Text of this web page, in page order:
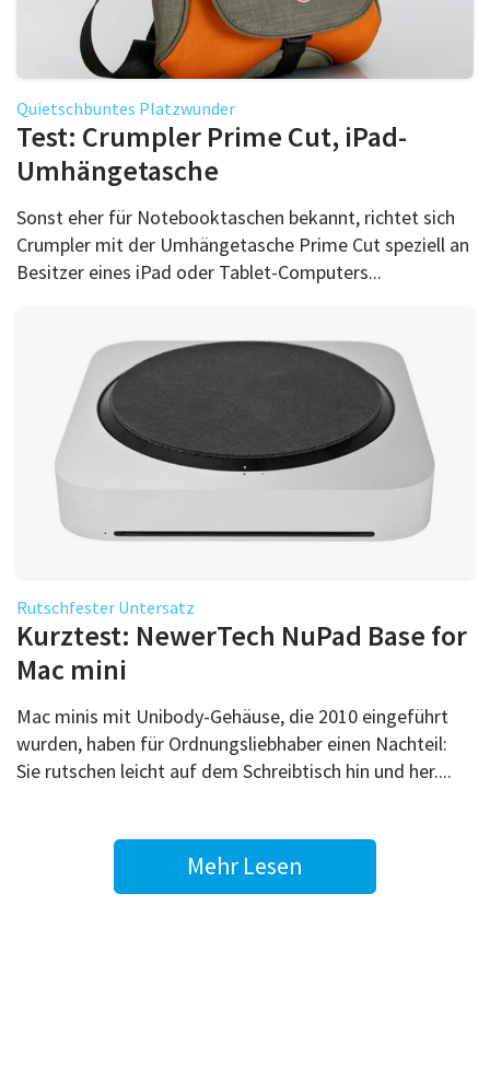
Quietschbuntes Platzwunder
Test: Crumpler Prime Cut, iPad-
Umhängetasche
Sonst eher für Notebooktaschen bekannt, richtet sich
Crumpler mit der Umhängetasche Prime Cut speziell an
Besitzer eines iPad oder Tablet-Computers...
Rutschfester Untersatz
Kurztest: NewerTech NuPad Base for
Mac mini
Mac minis mit Unibody-Gehäuse, die 2010 eingeführt
wurden, haben für Ordnungsliebhaber einen Nachteil:
Sie rutschen leicht auf dem Schreibtisch hin und her....
Mehr Lesen